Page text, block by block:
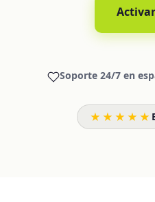
Soporte 24/7 en
★★★★★